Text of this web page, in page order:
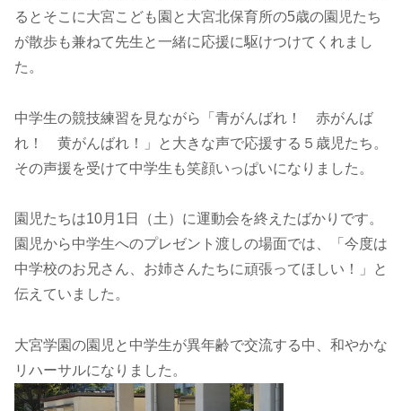
るとそこに大宮こども園と大宮北保育所の5歳の園児たち
が散歩も兼ねて先生と一緒に応援に駆けつけてくれまし
た。
中学生の競技練習を見ながら「青がんばれ！ 赤がんば
れ！ 黄がんばれ！」と大きな声で応援する５歳児たち。
その声援を受けて中学生も笑顔いっぱいになりました。
園児たちは10月1日（土）に運動会を終えたばかりです。
園児から中学生へのプレゼント渡しの場面では、「今度は
中学校のお兄さん、お姉さんたちに頑張ってほしい！」と
伝えていました。
大宮学園の園児と中学生が異年齢で交流する中、和やかな
リハーサルになりました。